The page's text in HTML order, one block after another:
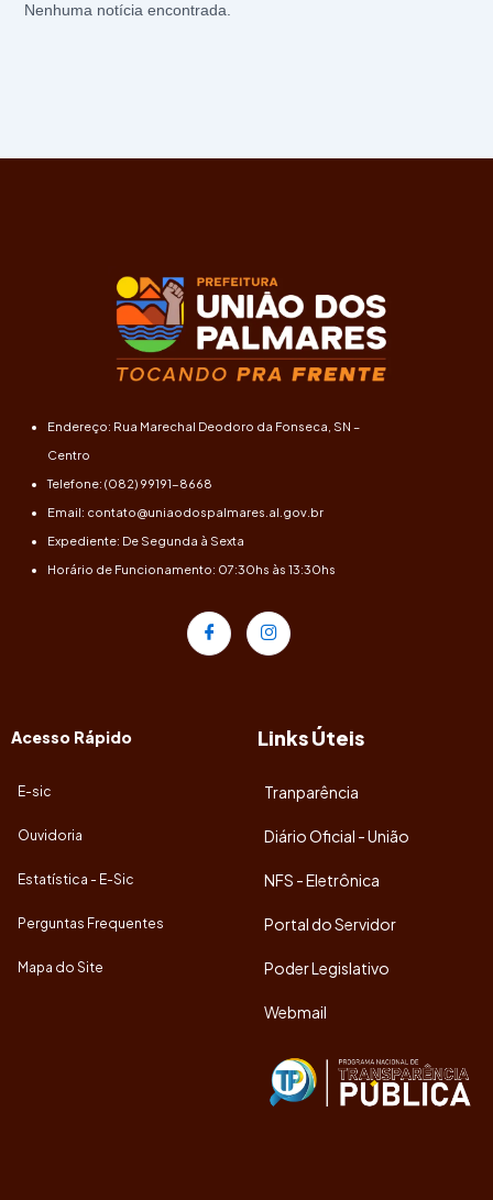
Nenhuma notícia encontrada.
Endereço: Rua Marechal Deodoro da Fonseca, SN –
Centro
Telefone: (082) 99191-8668
Email: contato@uniaodospalmares.al.gov.br
Expediente: De Segunda à Sexta
Horário de Funcionamento: 07:30hs às 13:30hs
Acesso Rápido
E-sic
Ouvidoria
Estatística - E-Sic
Perguntas Frequentes
Mapa do Site
Links Úteis
Tranparência
Diário Oficial - União
NFS - Eletrônica
Portal do Servidor
Poder Legislativo
Webmail